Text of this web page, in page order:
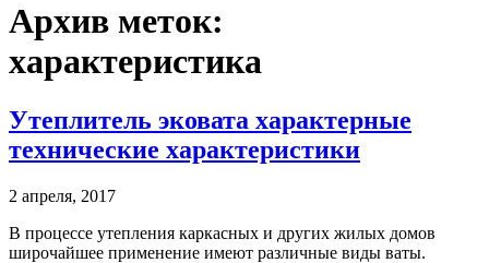
Архив меток:
характеристика
Утеплитель эковата характерные
технические характеристики
2 апреля, 2017
В процессе утепления каркасных и других жилых домов
широчайшее применение имеют различные виды ваты.